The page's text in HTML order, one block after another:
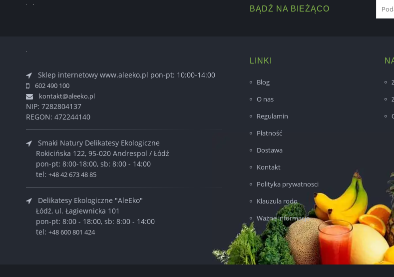
BĄDŹ NA BIEŻĄCO
Sklep internetowy www.aleeko.pl pon-pt: 10:00-14:00
602 490 100
kontakt@aleeko.pl
NIP: 7282804137
REGON: 472244140
Smaki Natury Delikatesy Ekologiczne
Rokicińska 122, 95-020 Andrespol / Łódź
pon-pt: 8:00-18:00, sb: 8:00 - 14:00
tel: +48 42 673 48 85
Delikatesy Ekologiczne "AleEko"
Łódź, ul. Łagiewnicka 101
pon-pt: 8:00 - 18:00, sb: 8:00 - 14:00
tel: +48 600 801 424
LINKI
Blog
O nas
Regulamin
Płatność
Dostawa
Kontakt
Polityka prywatnosci
Klauzula rodo
Ważne informacje